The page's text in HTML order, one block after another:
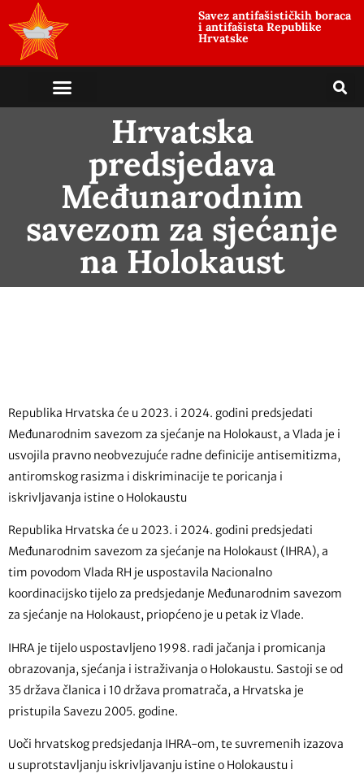
Savez antifašističkih boraca
i antifašista Republike
Hrvatske
Hrvatska
predsjedava
Međunarodnim
savezom za sjećanje
na Holokaust
Republika Hrvatska će u 2023. i 2024. godini predsjedati
Međunarodnim savezom za sjećanje na Holokaust, a Vlada je i
usvojila pravno neobvezujuće radne definicije antisemitizma,
antiromskog rasizma i diskriminacije te poricanja i
iskrivljavanja istine o Holokaustu
Republika Hrvatska će u 2023. i 2024. godini predsjedati
Međunarodnim savezom za sjećanje na Holokaust (IHRA), a
tim povodom Vlada RH je uspostavila Nacionalno
koordinacijsko tijelo za predsjedanje Međunarodnim savezom
za sjećanje na Holokaust, priopćeno je u petak iz Vlade.
IHRA je tijelo uspostavljeno 1998. radi jačanja i promicanja
obrazovanja, sjećanja i istraživanja o Holokaustu. Sastoji se od
35 država članica i 10 država promatrača, a Hrvatska je
pristupila Savezu 2005. godine.
Uoči hrvatskog predsjedanja IHRA-om, te suvremenih izazova
u suprotstavljanju iskrivljavanju istine o Holokaustu i